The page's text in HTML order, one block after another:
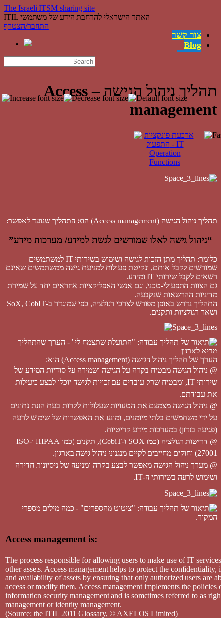
The Israeli ITSM sharing site
ITIL האתר הישראלי להרחבת הידע של משתמשי
צור קשר
Blog
קישורים
ההצלחות
מה זה ITIL?
מי אנחנו
התחבר/הצטרף
תהליך ניהול הגישה – Access
management
תהליך ניהול הגישה (Access management) הוא התהליך שנועד לאפשר:
“ניהול גישה לאלו שמורשים לגשת למידע/ מערכות מידע”
כלומר: תהליך מתן הזכות לגישה ושימוש בשירותי IT למשתמשים
שמורשים לקבל אותם, ונקיטת פעולות למניעת גישה ממשתמשים שאינם
רשאים לקבל שירותי IT ומידע.
גם הצוות התפעולי-טכני, וגם אנשי האפליקציות אחראים יחד על שמירת
מדיניות ההרשאות שנקבעה.
התהליך נדרש באופן מפורש לצרכי רגולציה, כפי שמוגדר ב-SoX, CobIT
ושאר רגולציות ותקנים.
הערך של תהליך ניהול הגישה (Access management) הוא:
@ ניהול הגישה מבטיח בקרה על הגישה ושמירה על סודיות המידע של
שירותי IT, ומבטיח שרק עובדים עם זכויות לגישה יוכלו לבצע ביעילות
את עבודתם.
@ ניהול הגישה מצמצם את הטעויות שעלולות לקרות בעת הזנת נתונים
על ידי משתמשים בלתי מיומנים, ומונע את האפשרות של שימוש לרעה
(פגיעה בזדון) במערכות מידע קריטיות.
@ דרישות רגולציה (כמו SOX ו-CobiT), תקנים (כמו HIPAA ו-ISO
27001) וחוקים מחייבים לקיים מנגנוני ניהול גישה בארגון.
@ מערך ניהול הגישה מאפשר לבצע בקרה ומניעה של ניסיונות חדירה
ושימוש לרעה בשירותי ה-IT.
Access management is:
The process responsible for allowing users to make use of IT
other assets. Access management helps to protect the confidentiality,
and availability of assets by ensuring that only authorized users are
access or modify them. Access management implements the policies
information security management and is sometimes referred to as
management or identity management.
(Source: the ITIL 2011 Glossary, © AXELOS Limited)